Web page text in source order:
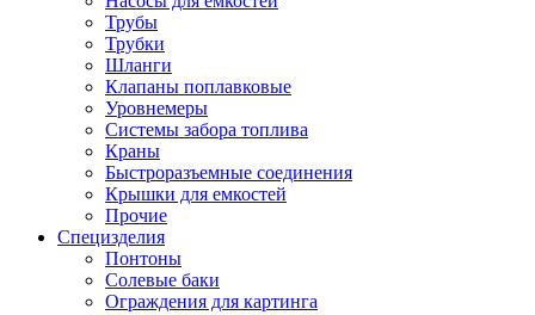
Трубы
Трубки
Шланги
Клапаны поплавковые
Уровнемеры
Системы забора топлива
Краны
Быстроразъемные соединения
Крышки для емкостей
Прочие
Специзделия
Понтоны
Солевые баки
Ограждения для картинга